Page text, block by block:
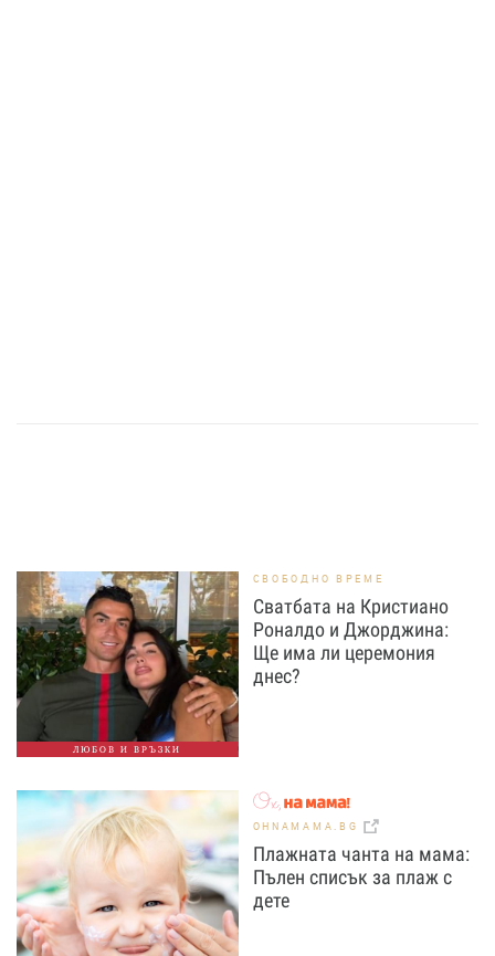
ЛЮБОВ И ВРЪЗКИ
СВОБОДНО ВРЕМЕ
Сватбата на Кристиано
Роналдо и Джорджина:
Ще има ли церемония
днес?
OHNAMAMA.BG
Плажната чанта на мама:
Пълен списък за плаж с
дете